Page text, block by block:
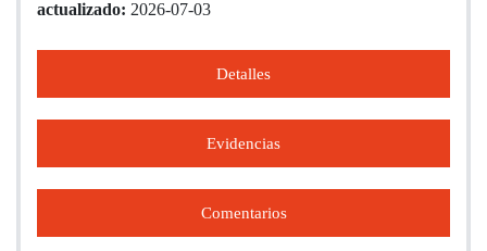
actualizado: 2026-07-03
Detalles
Evidencias
Comentarios